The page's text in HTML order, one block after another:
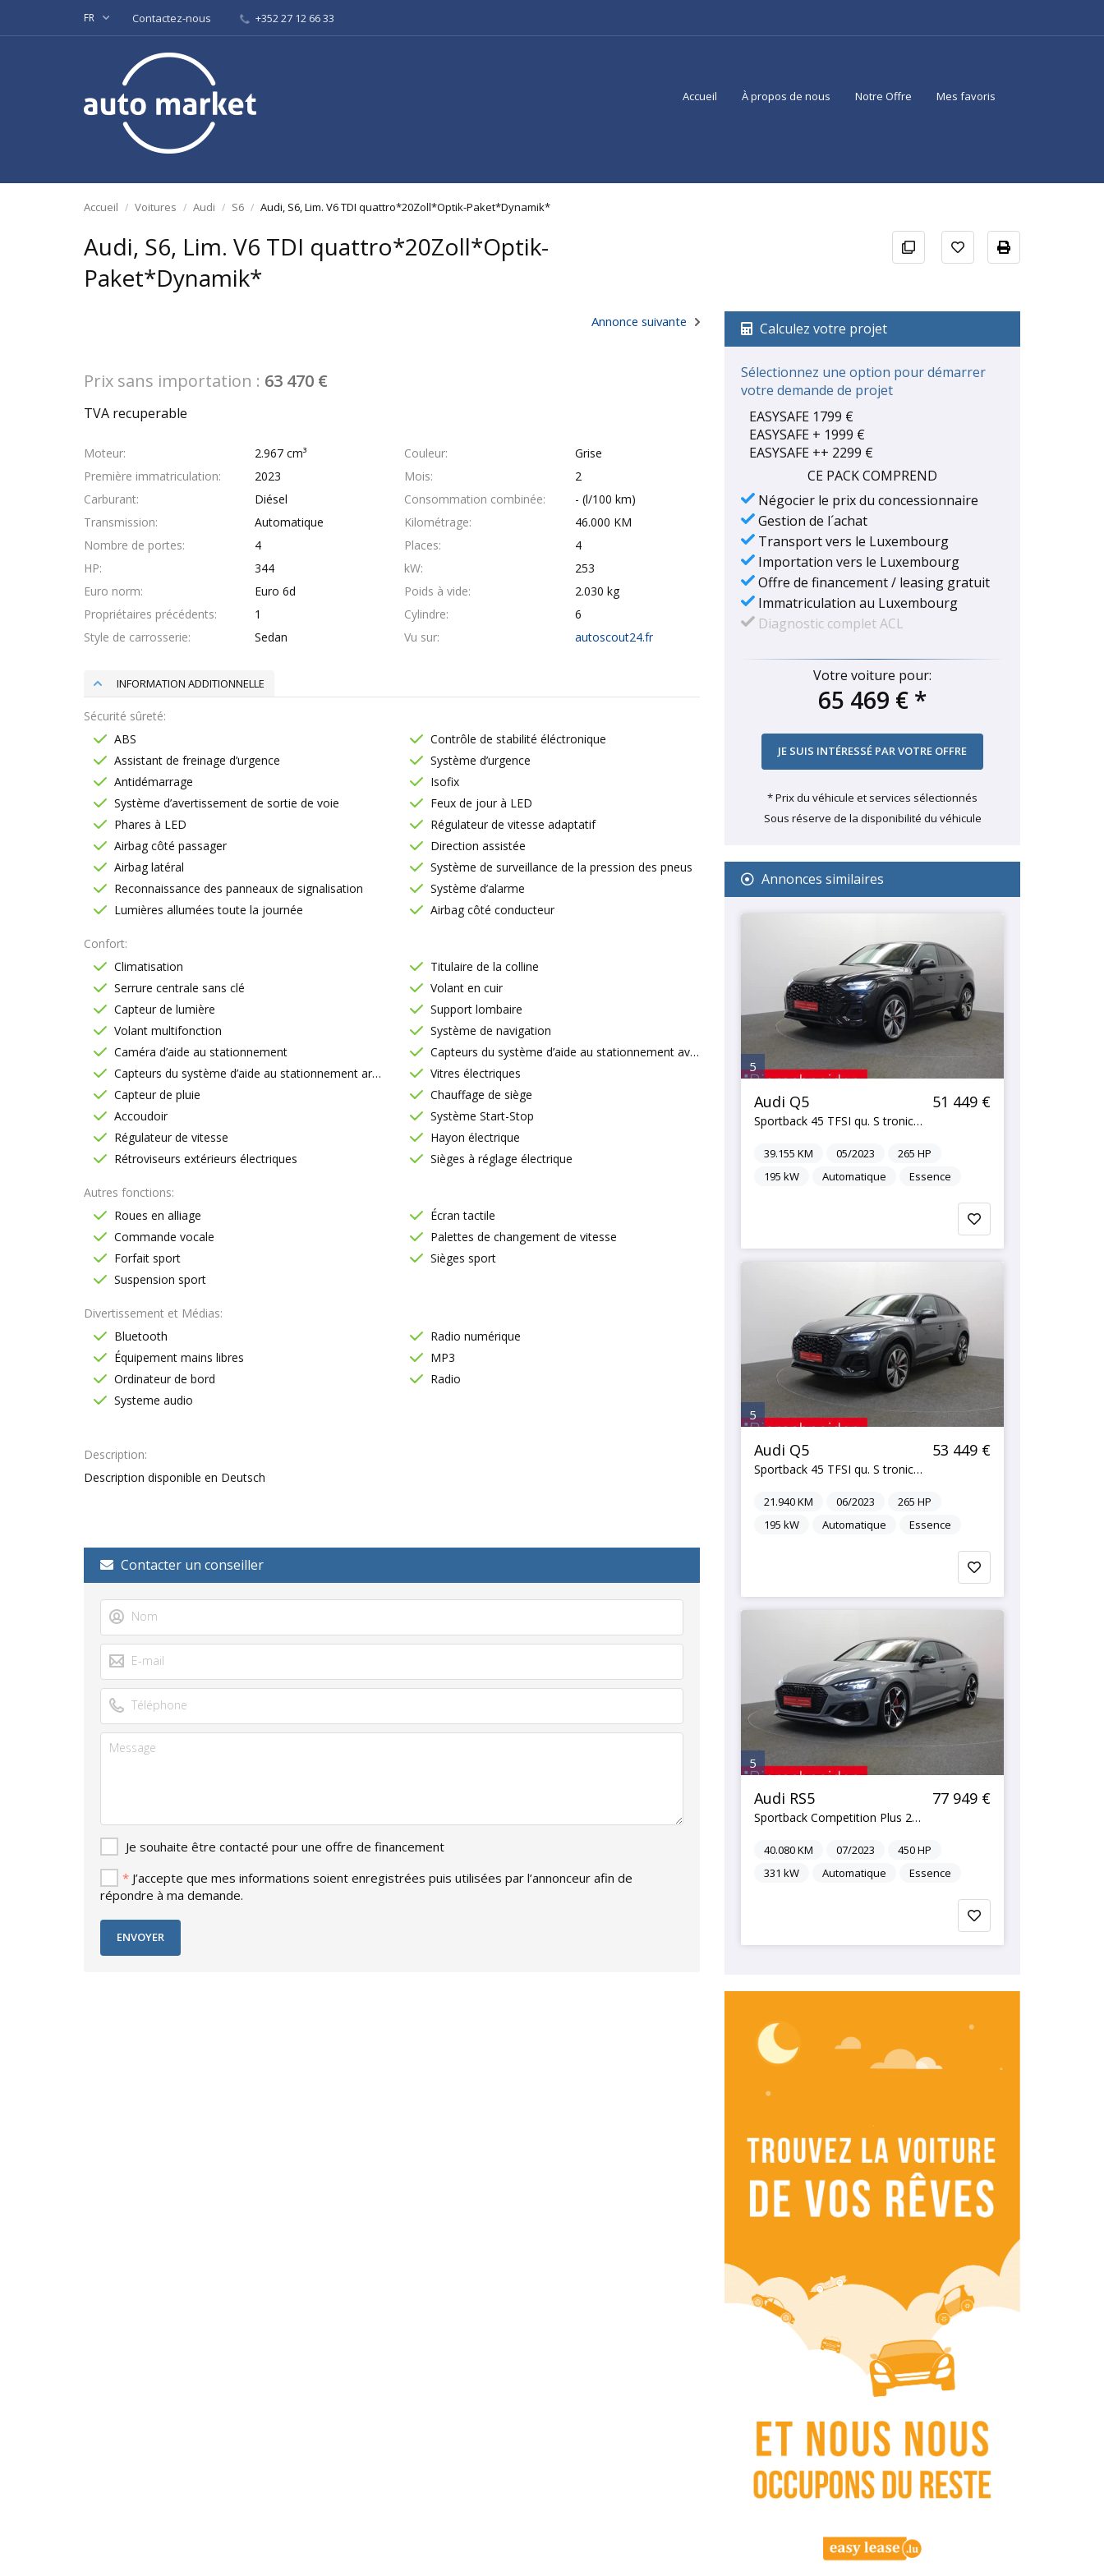
FR Contactez-nous +352 27 12 66 33
Accueil À propos de nous Notre Offre Mes favoris
Accueil Voitures Audi S6 Audi, S6, Lim. V6 TDI quattro*20Zoll*Optik-Paket*Dynamik*
Audi, S6, Lim. V6 TDI quattro*20Zoll*Optik-
Paket*Dynamik*
Calculez votre projet
Sélectionnez une option pour démarrer
votre demande de projet
EASYSAFE 1799 €
EASYSAFE + 1999 €
EASYSAFE ++ 2299 €
CE PACK COMPREND
Négocier le prix du concessionnaire
Gestion de l´achat
Transport vers le Luxembourg
Importation vers le Luxembourg
Offre de financement / leasing gratuit
Immatriculation au Luxembourg
Diagnostic complet ACL
Votre voiture pour:
65 469 € *
* Prix du véhicule et services sélectionnés
Sous réserve de la disponibilité du véhicule
Annonces similaires
5
Audi Q5
Sportback 45 TFSI qu. S tronic 2xS line LED VIRTUA
51 449 €
39.155 KM 05/2023 265 HP
195 kW Automatique Essence
5
Audi Q5
Sportback 45 TFSI qu. S tronic 2xS line LED VIRTUA
53 449 €
21.940KM 06/2023 265 HP
195 kW Automatique Essence
5
Audi RS5
Sportback Competition Plus 290KM H MATRIX KERAMIK
77 949 €
40.080KM 07/2023 450HP
331 kW Automatique Essence
Annonce suivante
Prix sans importation : 63 470 €
TVA recuperable
Moteur 2.967 cm³ Couleur
Grise
Première immatriculation
2023 Mois
2
Carburant
Diésel Consommation combinée
- (l/100 km)
Transmission
Automatique Kilométrage
46.000 KM
Nombre de portes
4 Places
4
HP
344 kW
253
Euro norm
Euro 6d Poids à vide
2.030 kg
Propriétaires précédents
1 Cylindre
6
Style de carrosserie
Sedan Vu sur autoscout24.fr
INFORMATION ADDITIONNELLE
Sécurité sûreté
ABS
Contrôle de stabilité éléctronique
Assistant de freinage d’urgence
Système d’urgence
Antidémarrage
Isofix
Système d’avertissement de sortie de voie
Feux de jour à LED
Phares à LED
Régulateur de vitesse adaptatif
Airbag côté passager
Direction assistée
Airbag latéral
Système de surveillance de la pression des pneus
Reconnaissance des panneaux de signalisation
Système d’alarme
Lumières allumées toute la journée
Airbag côté conducteur
Confort
Climatisation
Titulaire de la colline
Serrure centrale sans clé
Volant en cuir
Capteur de lumière
Support lombaire
Volant multifonction
Système de navigation
Caméra d’aide au stationnement
Capteurs du système d’aide au stationnement avant
Capteurs du système d’aide au stationnement arrière
Vitres électriques
Capteur de pluie
Chauffage de siège
Accoudoir
Système Start-Stop
Régulateur de vitesse
Hayon électrique
Rétroviseurs extérieurs électriques
Sièges à réglage électrique
Autres fonctions
Roues en alliage
Écran tactile
Commande vocale
Palettes de changement de vitesse
Forfait sport
Sièges sport
Suspension sport
Divertissement et Médias
Bluetooth
Radio numérique
Équipement mains libres
MP3
Ordinateur de bord
Radio
Systeme audio
Description
Description disponible en Deutsch
Contacter un conseiller
Je souhaite être contacté pour une offre de financement
* J’accepte que mes informations soient enregistrées puis utilisées par l’annonceur afin de
répondre à ma demande.